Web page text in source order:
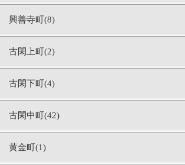
興善寺町(8)
古閑上町(2)
古閑下町(4)
古閑中町(42)
黄金町(1)